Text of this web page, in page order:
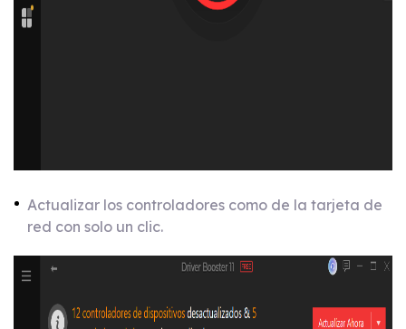
Actualizar los controladores como de la tarjeta de
red con solo un clic.